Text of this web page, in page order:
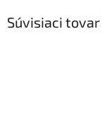
Súvisiaci tovar